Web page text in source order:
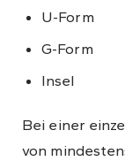
U-Form
G-Form
Insel
Bei einer
von